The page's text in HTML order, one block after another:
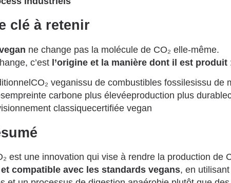
clé à retenir
ne change pas la molécule de CO₂ elle-même.
c’est l’origine et la manière dont il est produit
veganissu de combustibles fossilesissu de
carbone plus élevéeproduction plus
classiquecertifiée vegan
est une innovation qui vise à rendre la production de
compatible avec les standards vegans, en